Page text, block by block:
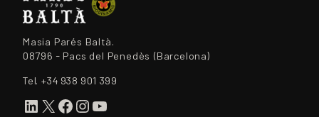
Masia Parés Baltà.
08796 - Pacs del Penedès (Barcelona)
Tel. +34 938 901 399
LinkedIn
X Facebook
Instagram
YouTube